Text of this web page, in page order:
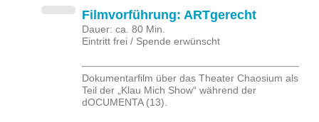
Filmvorführung: ARTgerecht
Dauer: ca. 80 Min.
Eintritt frei / Spende erwünscht
Dokumentarfilm über das Theater Chaosium als
Teil der „Klau Mich Show“ während der
dOCUMENTA (13).